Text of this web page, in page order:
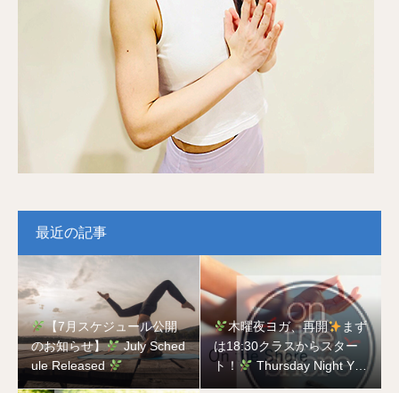
最近の記事
【7月スケジュール公開
のお知らせ】
July Sched
ule Released
木曜夜ヨガ、再開
まず
は18:30クラスからスター
ト！
Thursday Night Yog
a is Back
Starting with t